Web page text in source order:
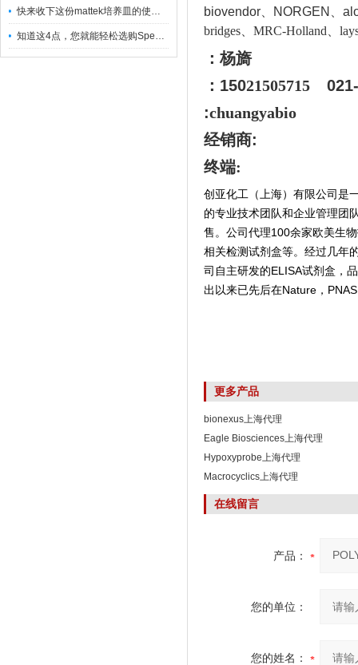
快来收下这份mattek培养皿的使用指南
知道这4点，您就能轻松选购Spectrum 膜
biovendor、NORGEN、a
bridges、MRC-Holland、
：杨旖
：15021505715
021-
:chuangyabio
经销商:
终端:
创亚化工（上海）有限公司是
的专业技术团队和企业管理团
售。公司代理100余家欧美生
相关检测试剂盒等。经过几年
司自主研发的ELISA试剂盒，
出以来已先后在Nature，
更多产品
bionexus上海代理
Eagle Biosciences上海代理
Hypoxyprobe上海代理
Macrocyclics上海代理
在线留言
产品：
您的单位：
您的姓名：